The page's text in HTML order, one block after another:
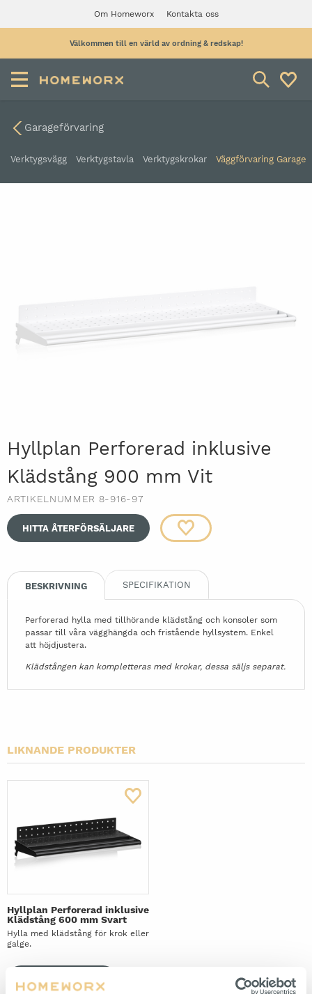
Om Homeworx Kontakta oss
Välkommen till en värld av ordning & redskap!
Garageförvaring
Verktygsvägg Verktygstavla Verktygskrokar Väggförvaring Garage
Hyllplan Perforerad inklusive
Klädstång 900 mm Vit
ARTIKELNUMMER 8-916-97
HITTA ÅTERFÖRSÄLJARE
BESKRIVNING SPECIFIKATION
Perforerad hylla med tillhörande klädstång och konsoler som
passar till våra vägghängda och fristående hyllsystem. Enkel
att höjdjustera.
Klädstången kan kompletteras med krokar, dessa säljs separat.
LIKNANDE PRODUKTER
Hyllplan Perforerad inklusive
Klädstång 600 mm Svart
Hylla med klädstång för krok eller
galge.